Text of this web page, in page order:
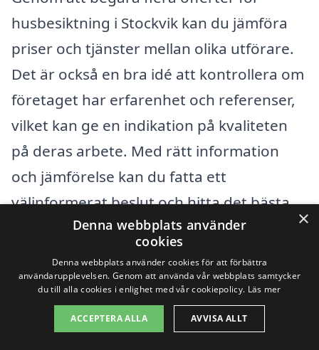
husbesiktning i Stockvik kan du jämföra
priser och tjänster mellan olika utförare.
Det är också en bra idé att kontrollera om
företaget har erfarenhet och referenser,
vilket kan ge en indikation på kvaliteten
på deras arbete. Med rätt information
och jämförelse kan du fatta ett
välinformerat beslut och hitta det bästa
erbjudandet för din husbesiktning.
Få 3 erbjudanden, gratis och utan
förpliktelser
×
Denna webbplats använder
cookies
Denna webbplats använder cookies för att förbättra
användarupplevelsen. Genom att använda vår webbplats samtycker
du till alla cookies i enlighet med vår cookiepolicy. Läs mer
ACCEPTERA ALLA AVVISA ALLT